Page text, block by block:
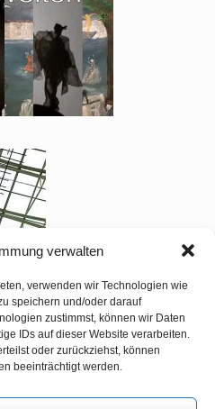
verwalten
verwenden wir Technologien wie
speichern und/oder darauf
zustimmst, können wir Daten
IDs auf dieser Website verarbeiten.
oder zurückziehst, können
beeinträchtigt werden.